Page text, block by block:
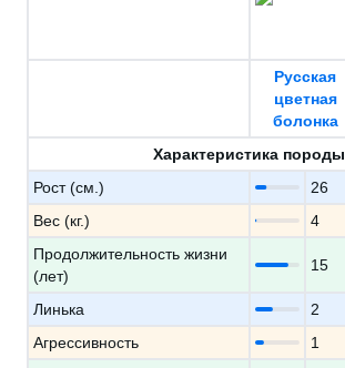
Русская
цветная
болонка
Характеристика породы
Рост (см.)
26
Вес (кг.)
4
Продолжительность жизни
(лет)
15
Линька 2
Агрессивность
1